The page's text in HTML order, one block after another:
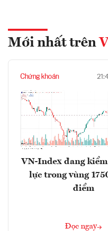
Mới nhất trên
Chứng khoán
VN-Index đang
lực trong vùng
điểm
Đọc ngay